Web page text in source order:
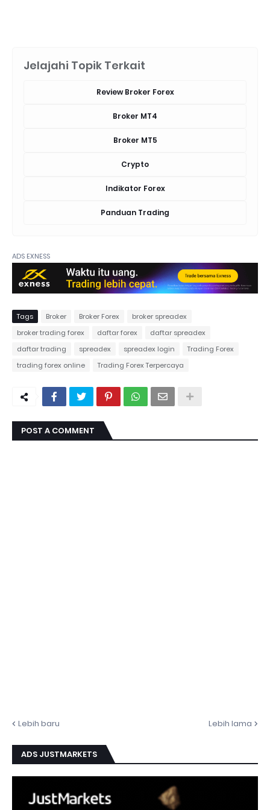
Jelajahi Topik Terkait
Review Broker Forex
Broker MT4
Broker MT5
Crypto
Indikator Forex
Panduan Trading
ADS EXNESS
Tags Broker Broker Forex
broker spreadex
broker trading forex
daftar forex
daftar spreadex
daftar trading
spreadex spreadex login
Trading Forex
trading forex online
Trading Forex Terpercaya
POST A COMMENT
Lebih baru Lebih lama
ADS JUSTMARKETS